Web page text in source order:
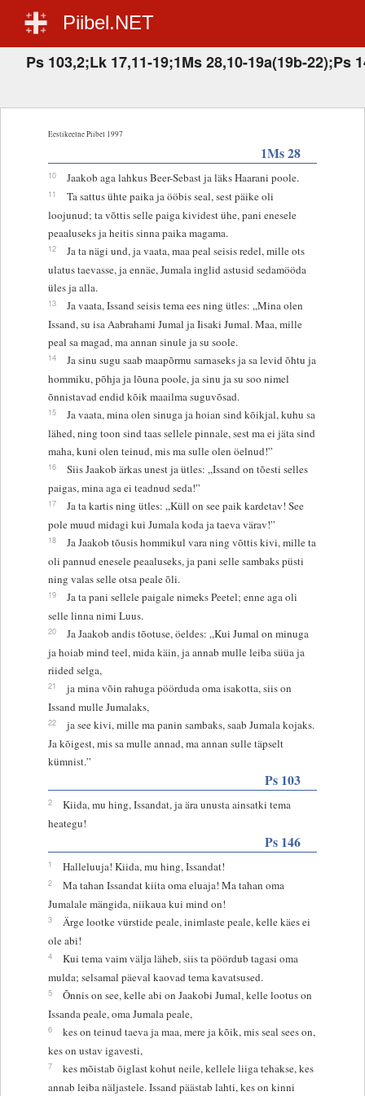
Piibel.NET
Ps 103,2;Lk 17,11-19;1Ms 28,10-19a(19b-22);Ps
Eestikeelne Piibel 1997
1Ms 28
10 Jaakob aga lahkus Beer-Sebast ja läks Haarani poole.
11
Ta sattus ühte paika ja ööbis seal, sest päike oli
loojunud; ta võttis selle paiga kividest ühe, pani enesele
peaaluseks ja heitis sinna paika magama.
12
Ja ta nägi und, ja vaata, maa peal seisis redel, mille ots
ulatus taevasse, ja ennäe, Jumala inglid astusid sedamööda
üles ja alla.
13
Ja vaata, Issand seisis tema ees ning ütles: „Mina olen
Issand, su isa Aabrahami Jumal ja Iisaki Jumal. Maa, mille
peal sa magad, ma annan sinule ja su soole.
14
Ja sinu sugu saab maapõrmu sarnaseks ja sa levid õhtu ja
hommiku, põhja ja lõuna poole, ja sinu ja su soo nimel
õnnistavad endid kõik maailma suguvõsad.
15
Ja vaata, mina olen sinuga ja hoian sind kõikjal, kuhu sa
lähed, ning toon sind taas sellele pinnale, sest ma ei jäta sind
maha, kuni olen teinud, mis ma sulle olen öelnud!”
16
Siis Jaakob ärkas unest ja ütles: „Issand on tõesti selles
paigas, mina aga ei teadnud seda!”
17
Ja ta kartis ning ütles: „Küll on see paik kardetav! See
pole muud midagi kui Jumala koda ja taeva värav!”
18
Ja Jaakob tõusis hommikul vara ning võttis kivi, mille ta
oli pannud enesele peaaluseks, ja pani selle sambaks püsti
ning valas selle otsa peale õli.
19
Ja ta pani sellele paigale nimeks Peetel; enne aga oli
selle linna nimi Luus.
20
Ja Jaakob andis tõotuse, öeldes: „Kui Jumal on minuga
ja hoiab mind teel, mida käin, ja annab mulle leiba süüa ja
riided selga,
21
ja mina võin rahuga pöörduda oma isakotta, siis on
Issand mulle Jumalaks,
22
ja see kivi, mille ma panin sambaks, saab Jumala kojaks.
Ja kõigest, mis sa mulle annad, ma annan sulle täpselt
kümnist.”
Ps 103
2
Kiida, mu hing, Issandat, ja ära unusta ainsatki tema
heategu!
Ps 146
1 Halleluuja! Kiida, mu hing, Issandat!
2
Ma tahan Issandat kiita oma eluaja! Ma tahan oma
Jumalale mängida, niikaua kui mind on!
3
Ärge lootke vürstide peale, inimlaste peale, kelle käes ei
ole abi!
4
Kui tema vaim välja läheb, siis ta pöördub tagasi oma
mulda; selsamal päeval kaovad tema kavatsused.
5
Õnnis on see, kelle abi on Jaakobi Jumal, kelle lootus on
Issanda peale, oma Jumala peale,
6
kes on teinud taeva ja maa, mere ja kõik, mis seal sees on,
kes on ustav igavesti,
7
kes mõistab õiglast kohut neile, kellele liiga tehakse, kes
annab leiba näljastele. Issand päästab lahti, kes on kinni